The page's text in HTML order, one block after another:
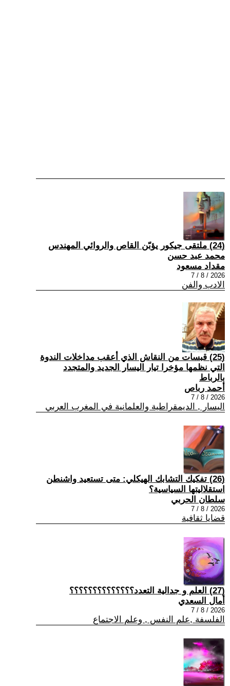
(24) ملتقى جيكور يؤبّن القاص والروائي المهندس
محمد عبد حسن
مقداد مسعود
2026 / 8 / 7
الادب والفن
(25) قبسات من النقاش الذي أعقب مداخلات الندوة
التي نظمها مؤخرا تيار اليسار الجديد والمتجدد
بالرباط
أحمد رباص
2026 / 8 / 7
اليسار , الديمقراطية والعلمانية في المغرب العربي
(26) تفكيك التشابك الهيكلي: متى تستعيد واشنطن
استقلاليتها السياسية؟
سلطان الحربي
2026 / 8 / 7
قضايا ثقافية
(27) العلم و جدالية التعدد؟؟؟؟؟؟؟؟؟؟؟؟؟؟
أمال السعدي
2026 / 8 / 7
الفلسفة ,علم النفس , وعلم الاجتماع